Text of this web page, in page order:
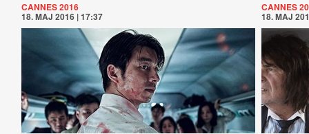
CANNES 2016
18. MAJ 2016 | 17:37
CANNES
18. MAJ